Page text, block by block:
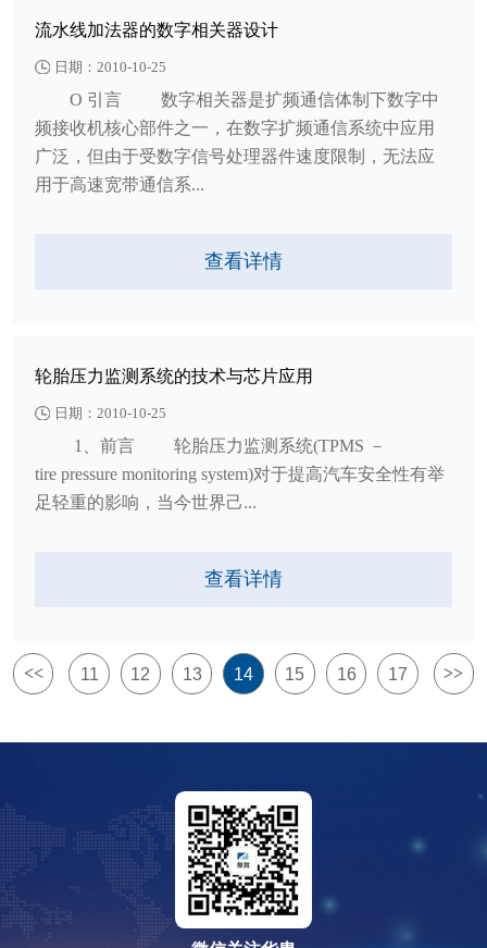
流水线加法器的数字相关器设计
日期：2010-10-25
O 引言 数字相关器是扩频通信体制下数字中
频接收机核心部件之一，在数字扩频通信系统中应用
广泛，但由于受数字信号处理器件速度限制，无法应
用于高速宽带通信系...
查看详情
轮胎压力监测系统的技术与芯片应用
日期：2010-10-25
1、前言 轮胎压力监测系统(TPMS －
tire pressure monitoring system)对于提高汽车安全性有举
足轻重的影响，当今世界己...
查看详情
<< 11 12 13 14 15 16 17 >>